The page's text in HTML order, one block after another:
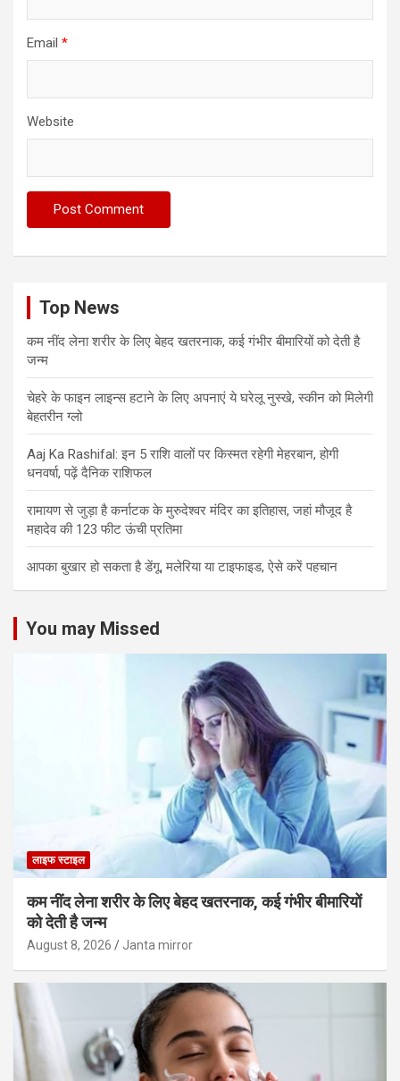
Email *
Website
Top News
कम नींद लेना शरीर के लिए बेहद खतरनाक, कई गंभीर बीमारियों को देती है
जन्म
चेहरे के फाइन लाइन्स हटाने के लिए अपनाएं ये घरेलू नुस्खे, स्कीन को मिलेगी
बेहतरीन ग्लो
Aaj Ka Rashifal: इन 5 राशि वालों पर किस्मत रहेगी मेहरबान, होगी
धनवर्षा, पढ़ें दैनिक राशिफल
रामायण से जुड़ा है कर्नाटक के मुरुदेश्वर मंदिर का इतिहास, जहां मौजूद है
महादेव की 123 फीट ऊंची प्रतिमा
आपका बुखार हो सकता है डेंगू, मलेरिया या टाइफाइड, ऐसे करें पहचान
You may Missed
लाइफ स्टाइल
कम नींद लेना शरीर के लिए बेहद खतरनाक, कई गंभीर बीमारियों
को देती है जन्म
August 8, 2026 Janta mirror